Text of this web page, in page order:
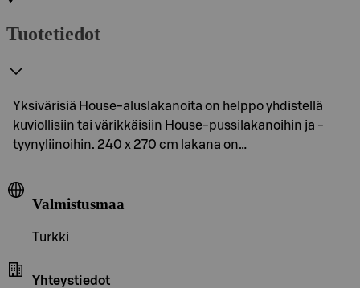
Tuotetiedot
Yksivärisiä House-aluslakanoita on helppo yhdistellä
kuviollisiin tai värikkäisiin House-pussilakanoihin ja -
tyynyliinoihin. 240 x 270 cm lakana on…
Valmistusmaa
Turkki
Yhteystiedot